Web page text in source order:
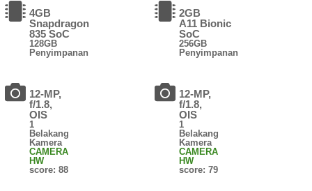
4GB
Snapdragon
835 SoC
128GB
Penyimpanan
12-MP,
f/1.8,
OIS
1
Belakang
Kamera
CAMERA
HW
score: 88
2GB
A11 Bionic
SoC
256GB
Penyimpanan
12-MP,
f/1.8,
OIS
1
Belakang
Kamera
CAMERA
HW
score: 79